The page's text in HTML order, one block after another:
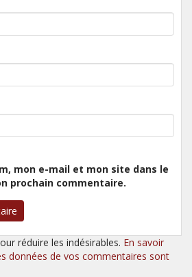
mon e-mail et mon site dans le
prochain commentaire.
réduire les indésirables. En savoir
données de vos commentaires sont